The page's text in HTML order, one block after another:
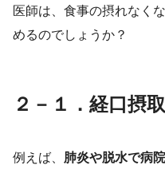
医師は、食事の摂れなく
めるのでしょうか？
２－１．経口摂
例えば、 肺炎や脱水で病